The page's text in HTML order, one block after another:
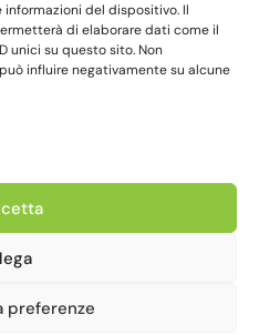
del dispositivo. Il
di elaborare dati come il
unici su questo sito. Non
influire negativamente su alcune
preferenze
All Rights Reserved
|
Realizzato da Web-Arte.it